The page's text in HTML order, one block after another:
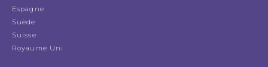
Espagne
Suède
Suisse
Royaume Uni